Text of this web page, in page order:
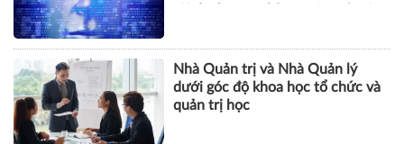
Nhà Quản trị và Nhà Quản lý
dưới góc độ khoa học tổ chức và
quản trị học